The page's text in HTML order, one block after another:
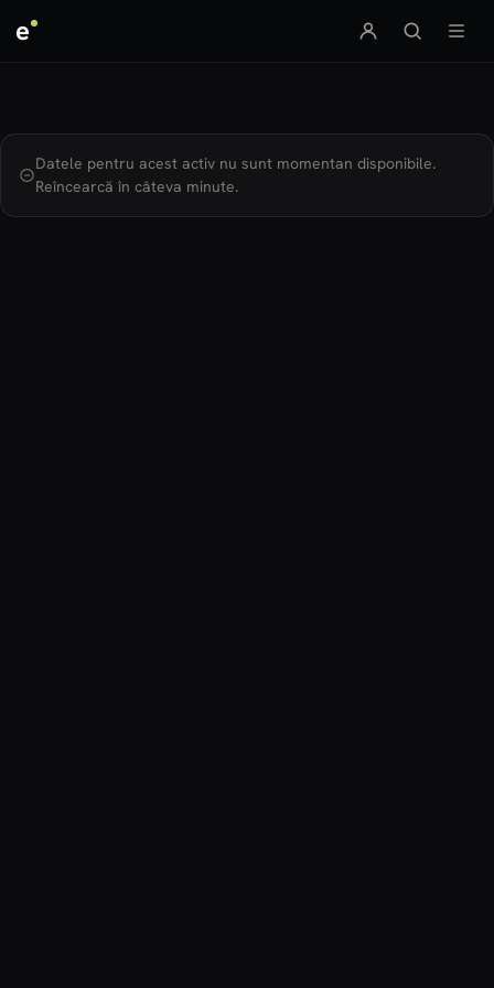
e
Datele pentru acest activ nu sunt momentan disponibile.
Reîncearcă în câteva minute.